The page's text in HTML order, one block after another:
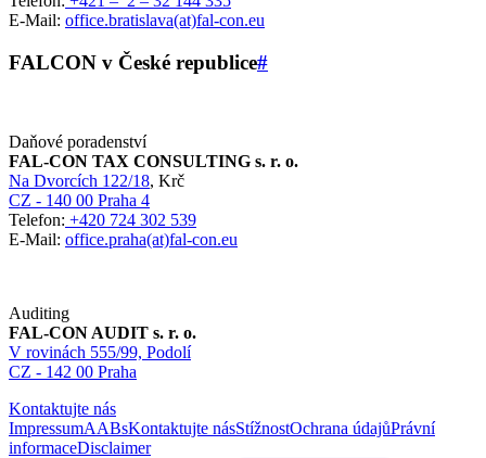
E-Mail: office.bratislava(at)fal-con.eu
FALCON v České republice#
Daňové poradenství
FAL-CON TAX CONSULTING s. r. o.
Na Dvorcích 122/18, Krč
CZ - 140 00 Praha 4
Telefon: +420 724 302 539
E-Mail: office.praha(at)fal-con.eu
Auditing
FAL-CON AUDIT s. r. o.
V rovinách 555/99, Podolí
CZ - 142 00 Praha
Kontaktujte nás
ImpressumAABsKontaktujte násStížnostOchrana údajůPrávní
informaceDisclaimer